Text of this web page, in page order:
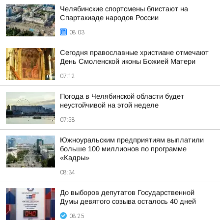
Челябинские спортсмены блистают на
Спартакиаде народов России
08:03
Сегодня православные христиане отмечают
День Смоленской иконы Божией Матери
07:12
Погода в Челябинской области будет
неустойчивой на этой неделе
07:58
Южноуральским предприятиям выплатили
больше 100 миллионов по программе
«Кадры»
08:34
До выборов депутатов Государственной
Думы девятого созыва осталось 40 дней
08:25